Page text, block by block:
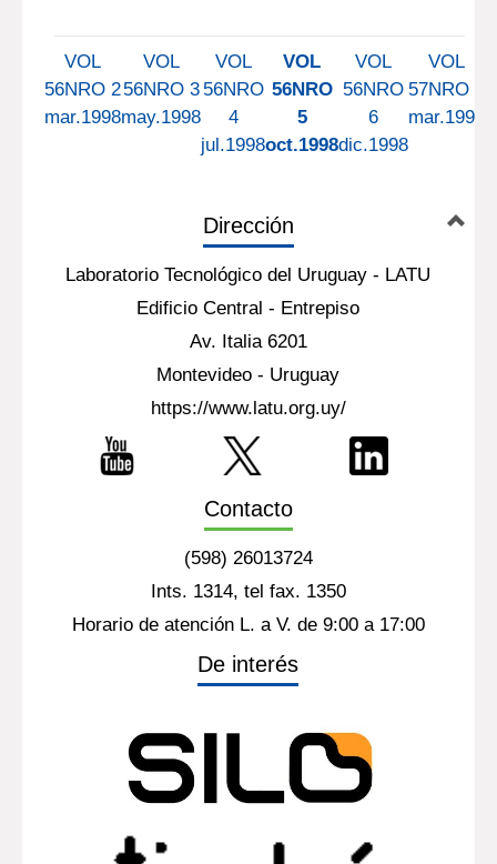
VOL
56NRO 2
mar.1998
VOL
56NRO 3
may.1998
VOL
56NRO
4
jul.1998
VOL
56NRO
5
oct.1998
VOL
56NRO
6
dic.1998
VOL
57NRO 1
mar.1999
Dirección
Laboratorio Tecnológico del Uruguay - LATU
Edificio Central - Entrepiso
Av. Italia 6201
Montevideo - Uruguay
https://www.latu.org.uy/
Contacto
(598) 26013724
Ints. 1314, tel fax. 1350
Horario de atención L. a V. de 9:00 a 17:00
De interés